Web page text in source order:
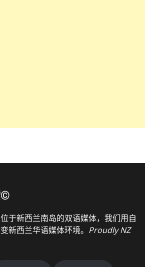
于新西兰南岛的双语媒体，我们用自
新西兰华语媒体环境。 Proudly NZ